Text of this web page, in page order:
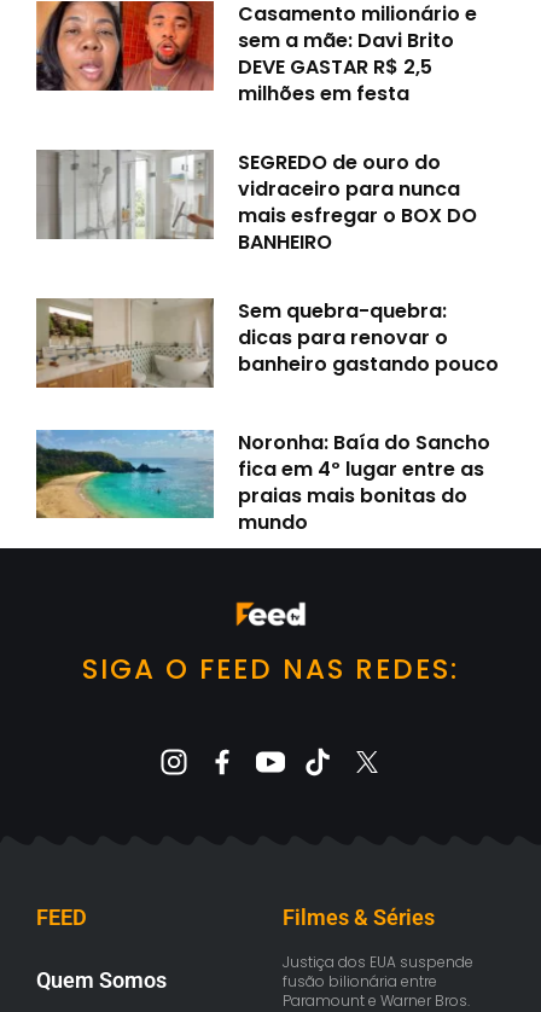
Casamento milionário e
sem a mãe: Davi Brito
DEVE GASTAR R$ 2,5
milhões em festa
SEGREDO de ouro do
vidraceiro para nunca
mais esfregar o BOX DO
BANHEIRO
Sem quebra-quebra:
dicas para renovar o
banheiro gastando pouco
Noronha: Baía do Sancho
fica em 4º lugar entre as
praias mais bonitas do
mundo
SIGA O FEED NAS REDES:
FEED
Quem Somos
Filmes & Séries
Justiça dos EUA suspende
fusão bilionária entre
Paramount e Warner Bros.